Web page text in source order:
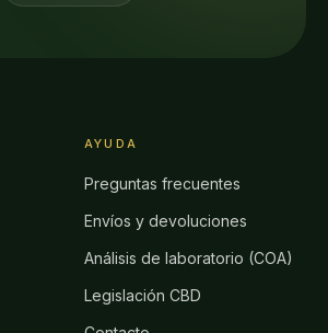
AYUDA
Preguntas frecuentes
Envíos y devoluciones
Análisis de laboratorio (COA)
Legislación CBD